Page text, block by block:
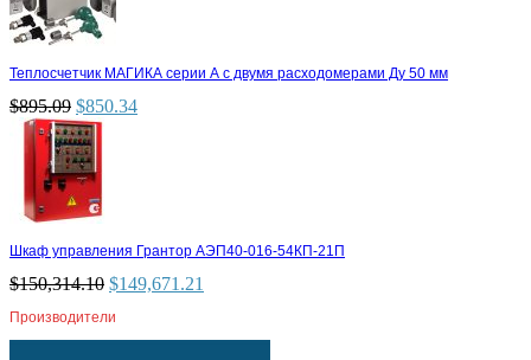
Теплосчетчик МАГИКА серии А с двумя расходомерами Ду 50 мм
$895.09 $850.34
Шкаф управления Грантор АЭП40-016-54КП-21П
$150,314.10 $149,671.21
Производители